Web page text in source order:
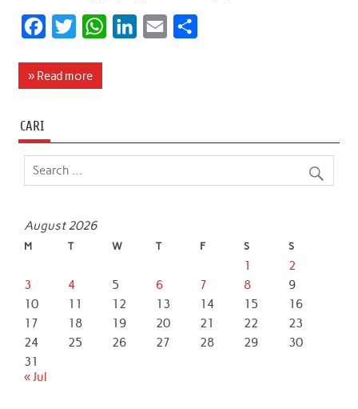
c
o
o
i
e
W
A
d
» Read more
CARI
August 2026
M T W T F S S
1
2
3
4 5 6 7 8
9
10
11 12 13 14 15
16
17
18 19 20 21 22
23
24
25 26 27 28 29
30
31
« Jul